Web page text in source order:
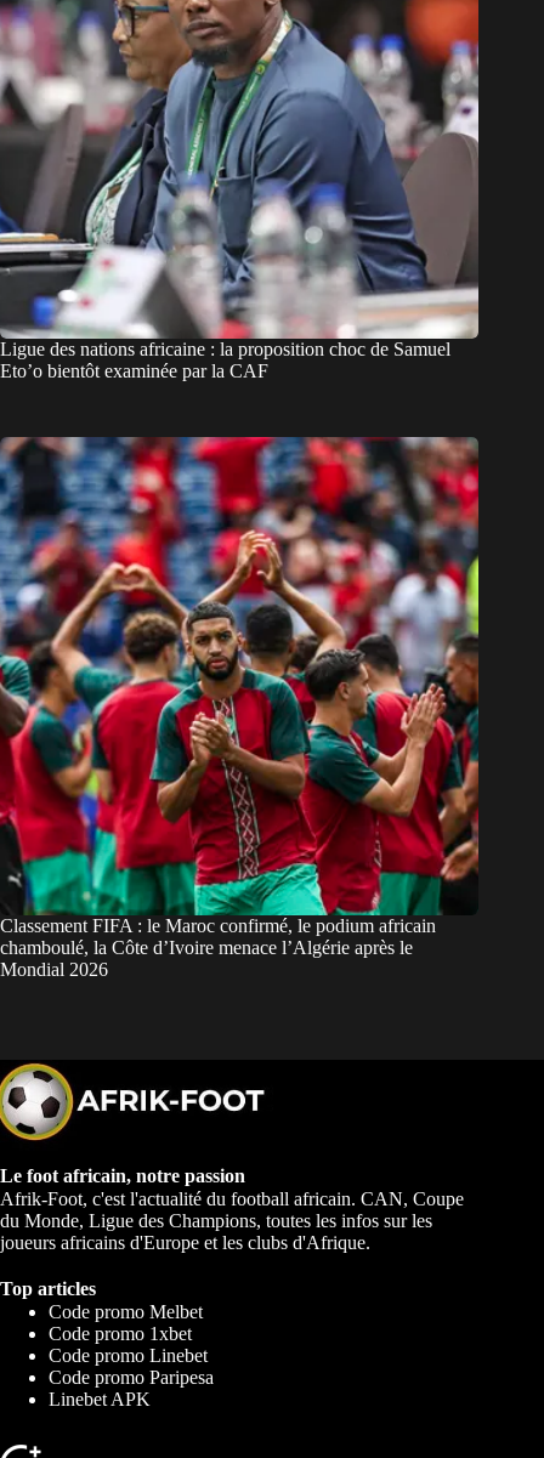
Ligue des nations africaine : la proposition choc de Samuel
Eto’o bientôt examinée par la CAF
Classement FIFA : le Maroc confirmé, le podium africain
chamboulé, la Côte d’Ivoire menace l’Algérie après le
Mondial 2026
Le foot africain, notre passion
Afrik-Foot, c'est l'actualité du football africain. CAN, Coupe
du Monde, Ligue des Champions, toutes les infos sur les
joueurs africains d'Europe et les clubs d'Afrique.
Top articles
Code promo Melbet
Code promo 1xbet
Code promo Linebet
Code promo Paripesa
Linebet APK